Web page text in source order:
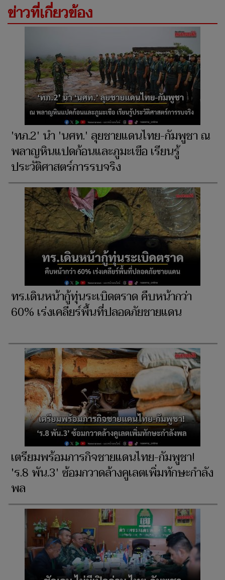
ข่าวที่เกี่ยวข้อง
'ทภ.2' นำ 'นศท.' ลุยชายแดนไทย-กัมพูชา ณ
พลาญหินแปดก้อนและภูมะเขือ เรียนรู้
ประวัติศาสตร์การรบจริง
ทร.เดินหน้ากู้ทุ่นระเบิดตราด คืบหน้ากว่า
60% เร่งเคลียร์พื้นที่ปลอดภัยชายแดน
เตรียมพร้อมภารกิจชายแดนไทย-กัมพูชา!
'ร.8 พัน.3' ซ้อมกวาดล้างคูเลตเพิ่มทักษะกำลัง
พล